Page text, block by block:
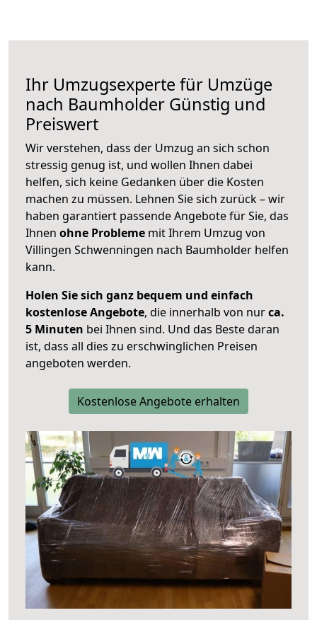
Ihr Umzugsexperte für Umzüge
nach Baumholder Günstig und
Preiswert
Wir verstehen, dass der Umzug an sich schon
stressig genug ist, und wollen Ihnen dabei
helfen, sich keine Gedanken über die Kosten
machen zu müssen. Lehnen Sie sich zurück – wir
haben garantiert passende Angebote für Sie, das
Ihnen ohne Probleme mit Ihrem Umzug von
Villingen Schwenningen nach Baumholder helfen
kann.
Holen Sie sich ganz bequem und einfach
kostenlose Angebote, die innerhalb von nurca.
5 Minuten bei Ihnen sind. Und das Beste daran
ist, dass all dies zu erschwinglichen Preisen
angeboten werden.
Kostenlose Angebote erhalten